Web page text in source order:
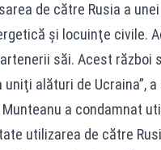
de către Rusia a
şi locuinţe civile.
săi. Acest război
alături de Ucraina”,
a condamnat
utilizarea de către